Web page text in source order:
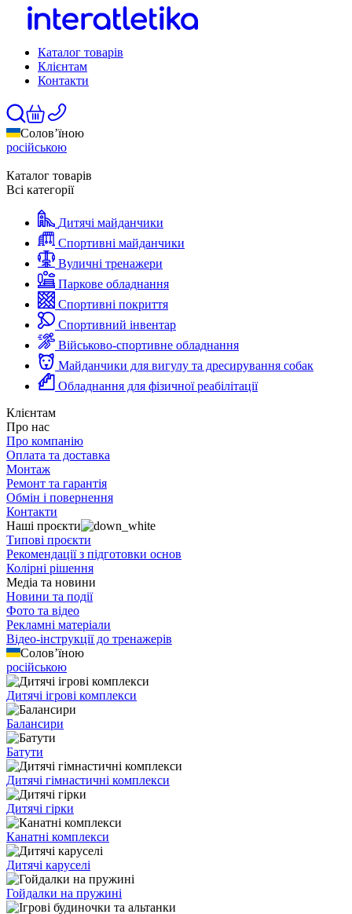
Каталог товарів
Клієнтам
Контакти
Солов’їною
російською
Каталог товарів
Всі категорії
Дитячі майданчики
Спортивні майданчики
Вуличні тренажери
Паркове обладнання
Спортивні покриття
Спортивний інвентар
Військово-спортивне обладнання
Майданчики для вигулу та дресирування собак
Обладнання для фізичної реабілітації
Клієнтам
Про нас
Про компанію
Оплата та доставка
Монтаж
Ремонт та гарантія
Обмін і повернення
Контакти
Наші проєкти
Типові проєкти
Рекомендації з підготовки основ
Колірні рішення
Медіа та новини
Новини та події
Фото та відео
Рекламні матеріали
Відео-інструкції до тренажерів
Солов’їною
російською
Дитячі ігрові комплекси
Балансири
Батути
Дитячі гімнастичні комплекси
Дитячі гірки
Канатні комплекси
Дитячі каруселі
Гойдалки на пружині